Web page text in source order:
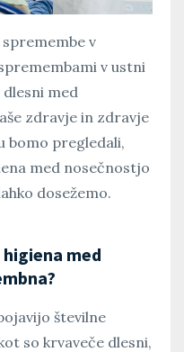
v
v ustni
med
zdravje in zdravje
bomo pregledali,
med nosečnostjo
dosežemo.
med
številne
so krvaveče dlesni,